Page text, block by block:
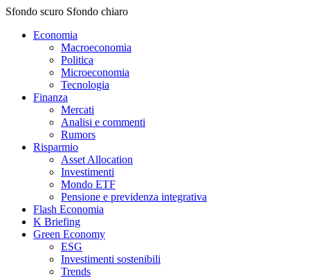
Sfondo scuro Sfondo chiaro
Economia
Macroeconomia
Politica
Microeconomia
Tecnologia
Finanza
Mercati
Analisi e commenti
Rumors
Risparmio
Asset Allocation
Investimenti
Mondo ETF
Pensione e previdenza integrativa
Flash Economia
K Briefing
Green Economy
ESG
Investimenti sostenibili
Trends